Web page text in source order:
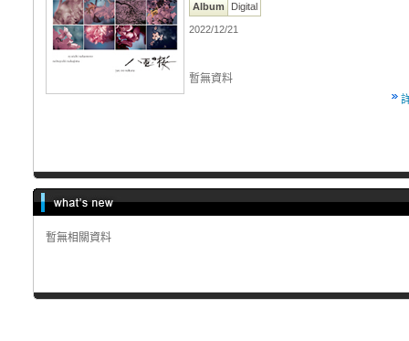
Album Digital
2022/12/21
暫無資料
暫無相關資料